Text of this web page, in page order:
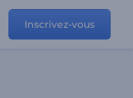
Inscrivez-vous